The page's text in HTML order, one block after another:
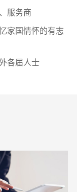
服务商
家国情怀的有志
各届人士